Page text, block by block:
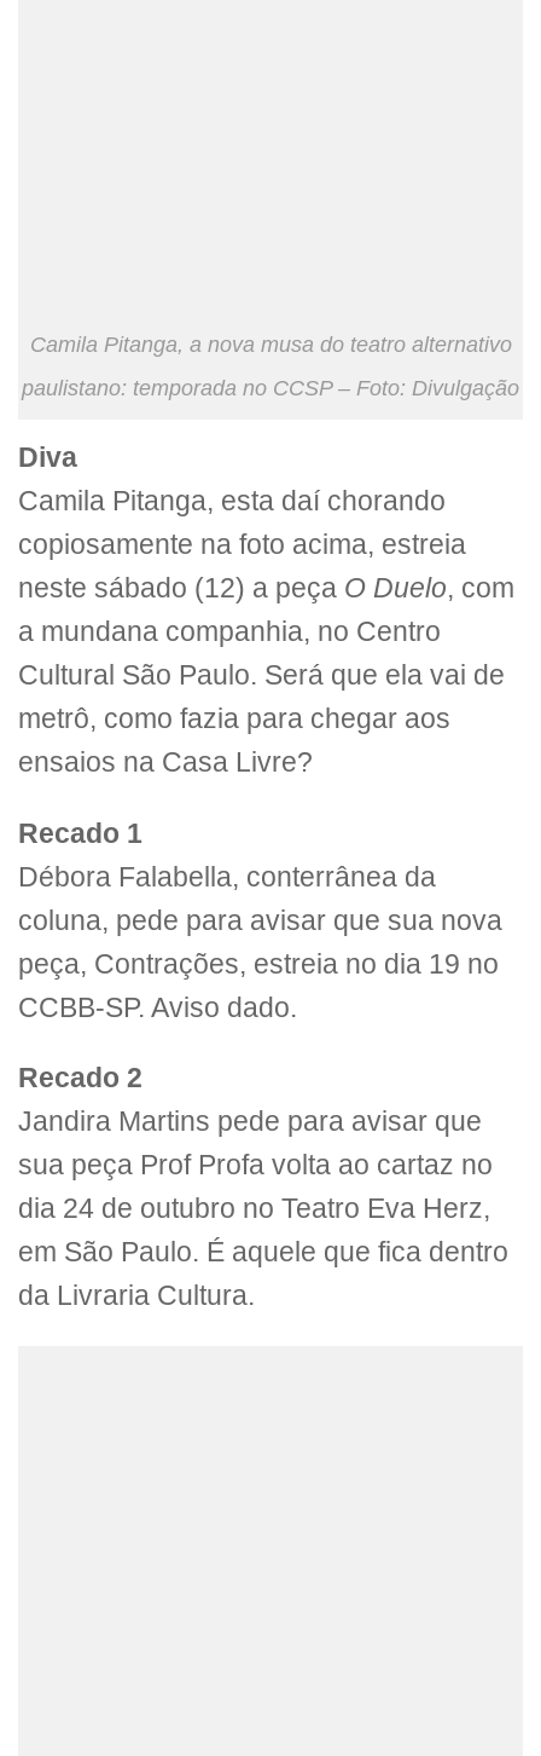
Camila Pitanga, a nova musa do teatro alternativo
paulistano: temporada no CCSP – Foto: Divulgação
Diva
Camila Pitanga, esta daí chorando
copiosamente na foto acima, estreia
neste sábado (12) a peça O Duelo, com
a mundana companhia, no Centro
Cultural São Paulo. Será que ela vai de
metrô, como fazia para chegar aos
ensaios na Casa Livre?
Recado 1
Débora Falabella, conterrânea da
coluna, pede para avisar que sua nova
peça, Contrações, estreia no dia 19 no
CCBB-SP. Aviso dado.
Recado 2
Jandira Martins pede para avisar que
sua peça Prof Profa volta ao cartaz no
dia 24 de outubro no Teatro Eva Herz,
em São Paulo. É aquele que fica dentro
da Livraria Cultura.